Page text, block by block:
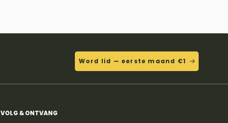
Word lid — eerste maand €1
VOLG & ONTVANG